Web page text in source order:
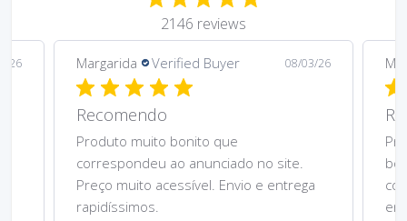
2146 reviews
26 Margarida Verified Buyer 08/03/26
Recomendo
Produto muito bonito que
correspondeu ao anunciado no site.
Preço muito acessível. Envio e entrega
rapidíssimos.